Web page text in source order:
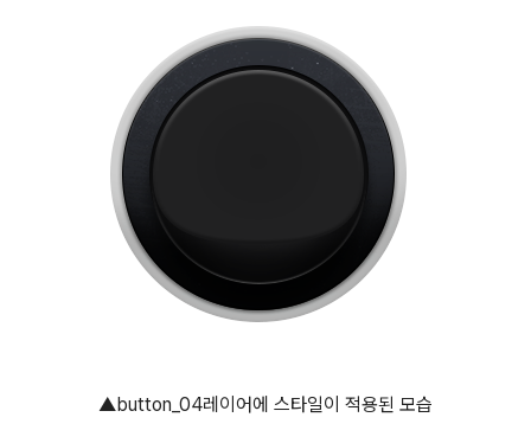
▲button_04레이어에 스타일이 적용된 모습